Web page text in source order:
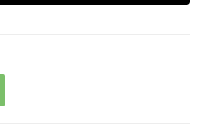
有點兇，其實非常友善。